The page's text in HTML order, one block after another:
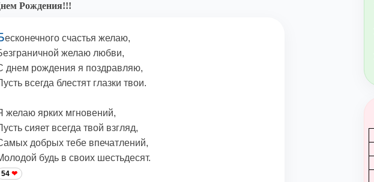
Рождения!!!
есконечного счастья желаю,
желаю любви,
днем рождения я поздравляю,
всегда блестят глазки твои.
желаю ярких мгновений,
сияет всегда твой взгляд,
добрых тебе впечатлений,
будь в своих шестьдесят.
54